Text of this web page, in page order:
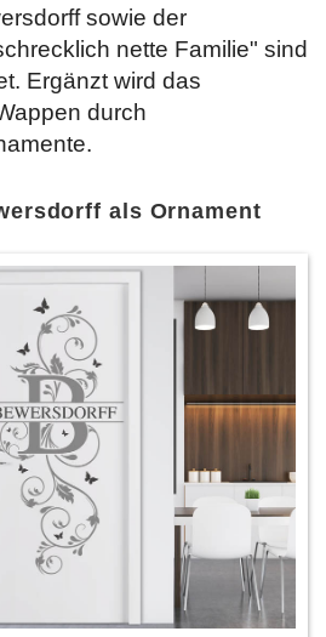
sowie der
nette Familie" sind
Ergänzt wird das
durch
als Ornament